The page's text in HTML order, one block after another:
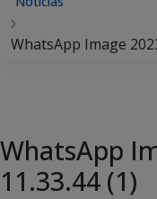
WhatsApp Image
WhatsApp
11.33.44 (1)